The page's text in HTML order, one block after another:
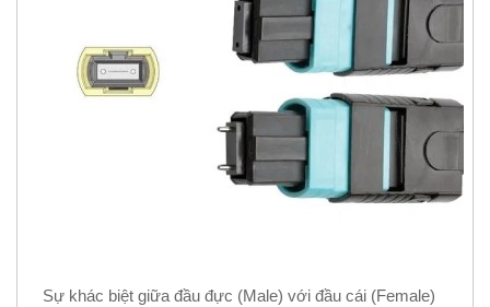
Sự khác biệt giữa đầu đực (Male) với đầu cái (Female)